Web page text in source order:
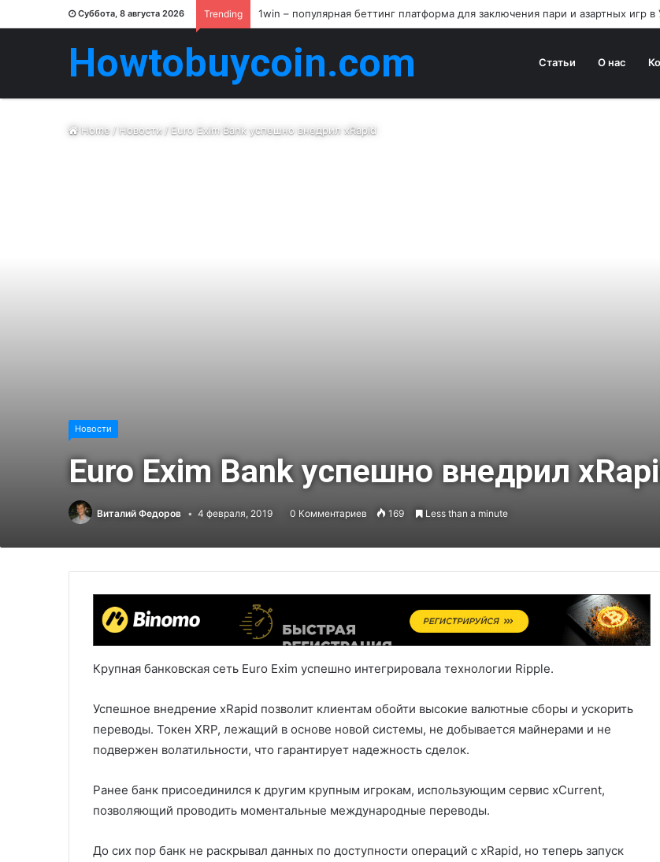
Суббота, 8 августа 2026 Trending 1win – популярная беттинг платформа для заключения пари и азартных игр в
Howtobuycoin.com Статьи О нас
Home/Новости/Euro Exim Bank успешно внедрил xRapid
Новости
Euro Exim Bank успешно внедрил
Виталий Федоров 4 февраля, 2019 0 Комментариев 169 Less than a minute
Крупная банковская сеть Euro Exim успешно интегрировала технологии Ripple.
Успешное внедрение xRapid позволит клиентам обойти высокие валютные сборы и ускорить
переводы. Токен XRP, лежащий в основе новой системы, не добывается майнерами и не
подвержен волатильности, что гарантирует надежность сделок.
Ранее банк присоединился к другим крупным игрокам, использующим сервис xCurrent,
позволяющий проводить моментальные международные переводы.
До сих пор банк не раскрывал данных по доступности операций с xRapid, но теперь запуск